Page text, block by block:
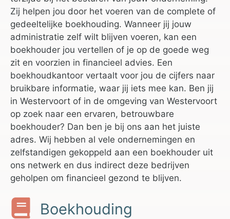
Zij helpen jou door het voeren van de complete of
gedeeltelijke boekhouding. Wanneer jij jouw
administratie zelf wilt blijven voeren, kan een
boekhouder jou vertellen of je op de goede weg
zit en voorzien in financieel advies. Een
boekhoudkantoor vertaalt voor jou de cijfers naar
bruikbare informatie, waar jij iets mee kan. Ben jij
in Westervoort of in de omgeving van Westervoort
op zoek naar een ervaren, betrouwbare
boekhouder? Dan ben je bij ons aan het juiste
adres. Wij hebben al vele ondernemingen en
zelfstandigen gekoppeld aan een boekhouder uit
ons netwerk en dus indirect deze bedrijven
geholpen om financieel gezond te blijven.
Boekhouding